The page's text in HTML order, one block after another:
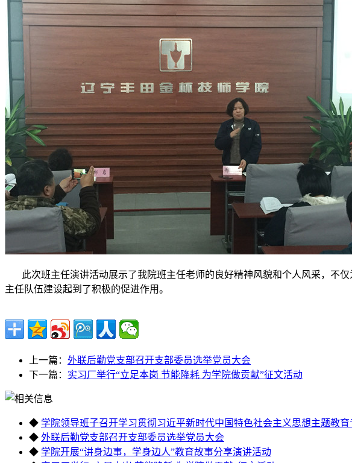
此次班主任演讲活动展示了我院班主任老师的良好精神风貌和个人风采，不
主任队伍建设起到了积极的促进作用。
上一篇： 外联后勤党支部召开支部委员选举党员大会
下一篇： 实习厂举行“立足本岗 节能降耗 为学院做贡献”征文活动
◆ 学院领导班子召开学习贯彻习近平新时代中国特色社会主义思想主题教
◆ 外联后勤党支部召开支部委员选举党员大会
◆ 学院开展“讲身边事，学身边人”教育故事分享演讲活动